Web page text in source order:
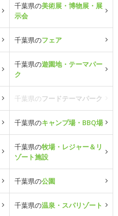
千葉県の美術展・博物展・展
示会
千葉県のフェア
千葉県の遊園地・テーマパー
ク
千葉県のフードテーマパーク
千葉県のキャンプ場・BBQ場
千葉県の牧場・レジャー＆リ
ゾート施設
千葉県の公園
千葉県の温泉・スパリゾート